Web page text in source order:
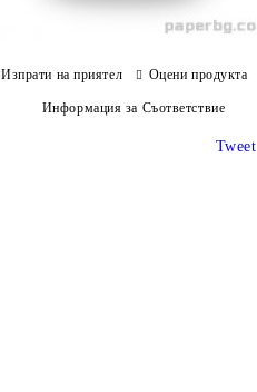
Изпрати на приятел Оцени продукта
Информация за Съответствие
Tweet